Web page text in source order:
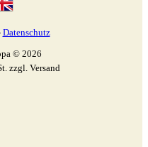
Datenschutz
© 2026
zzgl. Versand